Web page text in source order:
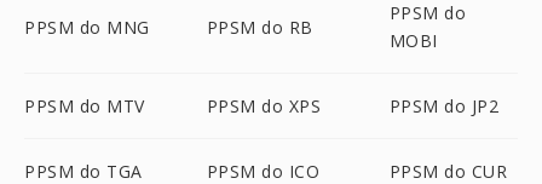
PPSM do MNG PPSM do RB
PPSM do
MOBI
PPSM do MTV PPSM do XPS PPSM do JP2
PPSM do TGA PPSM do ICO PPSM do CUR